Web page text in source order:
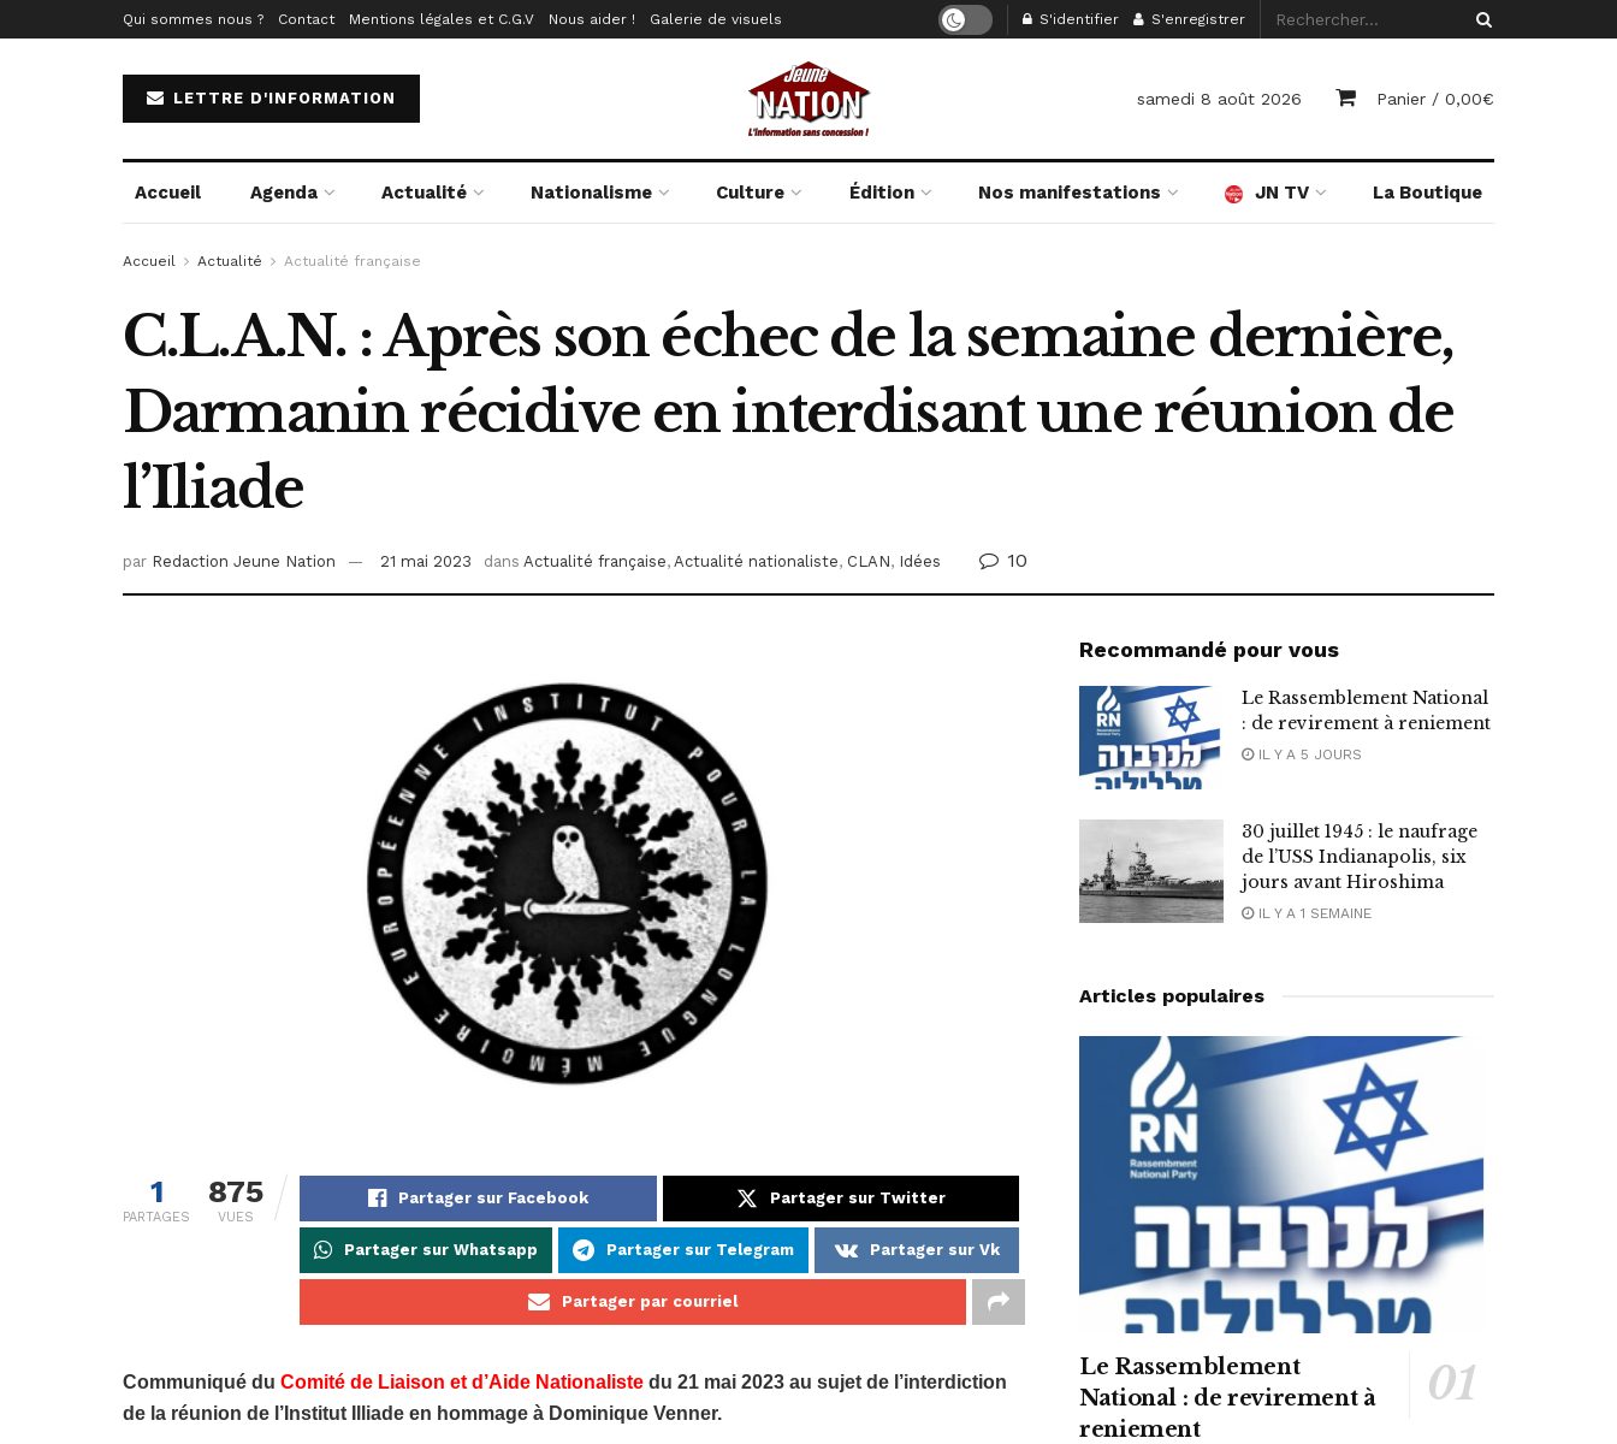
Qui sommes nous ? Contact Mentions légales et C.G.V Nous aider ! Galerie de visuels S'identifier S'enregistrer
LETTRE D'INFORMATION samedi 8 août 2026 Panier / 0,00€
Accueil Agenda Actualité Nationalisme Culture Édition Nos manifestations JN TV La Boutique
Accueil Actualité Actualité française
C.L.A.N. : Après son échec de la semaine dernière,
Darmanin récidive en interdisant une réunion de
l’Iliade
par Redaction Jeune Nation 21 mai 2023 dans Actualité française, Actualité nationaliste, CLAN, Idées 10
1
PARTAGES
875
VUES
Partager sur Facebook Partager sur Twitter
Partager sur Whatsapp Partager sur Telegram Partager sur Vk
Partager par courriel
Communiqué du Comité de Liaison et d’Aide Nationaliste du 21 mai 2023 au sujet de l’interdiction
de la réunion de l’Institut Illiade en hommage à Dominique Venner.
Recommandé pour vous
Le Rassemblement National
: de revirement à reniement
IL Y A 5 JOURS
30 juillet 1945 : le naufrage
de l’USS Indianapolis, six
jours avant Hiroshima
IL Y A 1 SEMAINE
Articles populaires
Le Rassemblement
National : de revirement à
reniement